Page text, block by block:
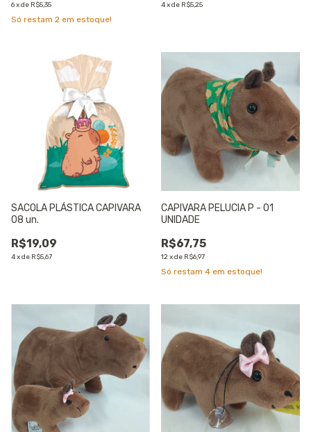
6xde R$5,35
Só restam 2 em estoque!
4xde R$5,25
SACOLA PLÁSTICA CAPIVARA
08 un.
R$19,09
4xde R$5,67
CAPIVARA PELUCIA P - 01
UNIDADE
R$67,75
12xde R$6,97
Só restam 4 em estoque!